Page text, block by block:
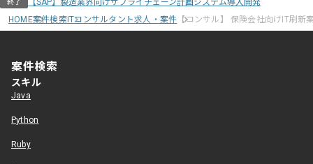
終了
【SAP】製造業界向けサプライチェーン計画システム導入開発
HOME案件検索ITコンサルタント求人・案件 【コンサル】 保険会社向けIT刷新
案件検索
スキル
Java
Python
Ruby